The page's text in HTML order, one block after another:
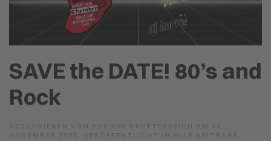
SAVE the DATE! 80’s and
Rock